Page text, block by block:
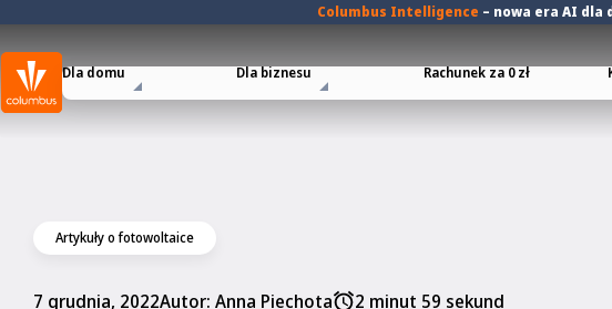
Columbus Intelligence – nowa era AI dla
Dla domu Dla biznesu Rachunek za 0 zł
Artykuły o fotowoltaice
7 grudnia, 2022Autor: Anna Piechota 2 minut 59 sekund